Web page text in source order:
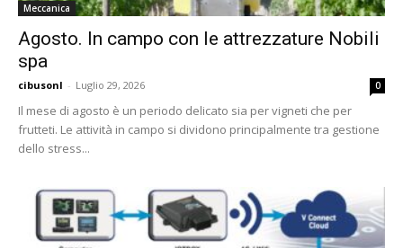
Meccanica
Agosto. In campo con le attrezzature Nobili
spa
cibusonl - Luglio 29, 2026 0
Il mese di agosto è un periodo delicato sia per vigneti che per
frutteti. Le attività in campo si dividono principalmente tra gestione
dello stress...